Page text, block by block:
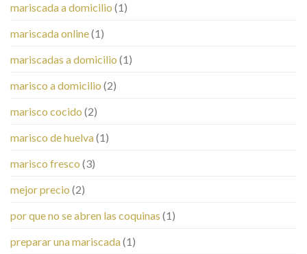
mariscada a domicilio (1)
mariscada online(1)
mariscadas a domicilio (1)
marisco a domicilio (2)
marisco cocido (2)
marisco de huelva(1)
marisco fresco (3)
mejor precio (2)
por que no se abren las coquinas (1)
preparar una mariscada(1)